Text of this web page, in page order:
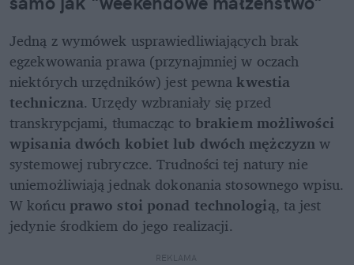
Jedną z wymówek usprawiedliwiających brak
egzekwowania prawa (przynajmniej w oczach
niektórych urzędników) jest pewna kwestia
techniczna. Urzędy wzbraniały się przed
transkrypcjami, tłumacząc to brakiem możliwości
wpisania dwóch kobiet lub dwóch mężczyzn w
systemowej rubryczce. Trudności tej natury nie
uniemożliwiają jednak dokonania stosownego wpisu.
W końcu prawo stoi ponad technologią, ta jest
jedynie środkiem do jego realizacji.
REKLAMA